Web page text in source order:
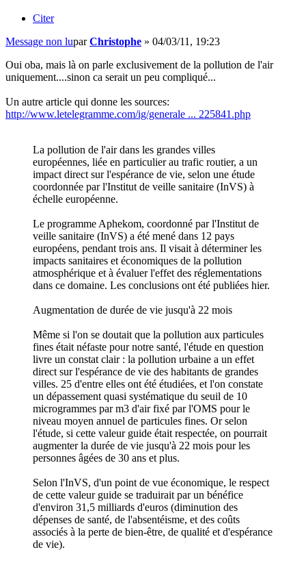
Citer
Message non luparChristophe » 04/03/11, 19:23
Oui oba, mais là on parle exclusivement de la pollution de l'air
uniquement....sinon ca serait un peu compliqué...
Un autre article qui donne les sources:
http://www.letelegramme.com/ig/generale ... 225841.php
La pollution de l'air dans les grandes villes
européennes, liée en particulier au trafic routier, a un
impact direct sur l'espérance de vie, selon une étude
coordonnée par l'Institut de veille sanitaire (InVS) à
échelle européenne.
Le programme Aphekom, coordonné par l'Institut de
veille sanitaire (InVS) a été mené dans 12 pays
européens, pendant trois ans. Il visait à déterminer les
impacts sanitaires et économiques de la pollution
atmosphérique et à évaluer l'effet des réglementations
dans ce domaine. Les conclusions ont été publiées hier.
Augmentation de durée de vie jusqu'à 22 mois
Même si l'on se doutait que la pollution aux particules
fines était néfaste pour notre santé, l'étude en question
livre un constat clair : la pollution urbaine a un effet
direct sur l'espérance de vie des habitants de grandes
villes. 25 d'entre elles ont été étudiées, et l'on constate
un dépassement quasi systématique du seuil de 10
microgrammes par m3 d'air fixé par l'OMS pour le
niveau moyen annuel de particules fines. Or selon
l'étude, si cette valeur guide était respectée, on pourrait
augmenter la durée de vie jusqu'à 22 mois pour les
personnes âgées de 30 ans et plus.
Selon l'InVS, d'un point de vue économique, le respect
de cette valeur guide se traduirait par un bénéfice
d'environ 31,5 milliards d'euros (diminution des
dépenses de santé, de l'absentéisme, et des coûts
associés à la perte de bien-être, de qualité et d'espérance
de vie).